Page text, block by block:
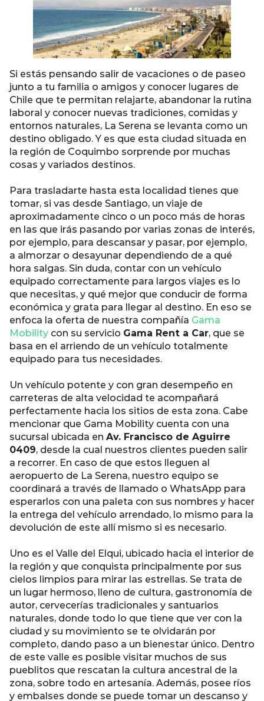
Si estás pensando salir de vacaciones o de paseo
junto a tu familia o amigos y conocer lugares de
Chile que te permitan relajarte, abandonar la rutina
laboral y conocer nuevas tradiciones, comidas y
entornos naturales, La Serena se levanta como un
destino obligado. Y es que esta ciudad situada en
la región de Coquimbo sorprende por muchas
cosas y variados destinos.
Para trasladarte hasta esta localidad tienes que
tomar, si vas desde Santiago, un viaje de
aproximadamente cinco o un poco más de horas
en las que irás pasando por varias zonas de interés,
por ejemplo, para descansar y pasar, por ejemplo,
a almorzar o desayunar dependiendo de a qué
hora salgas. Sin duda, contar con un vehículo
equipado correctamente para largos viajes es lo
que necesitas, y qué mejor que conducir de forma
económica y grata para llegar al destino. En eso se
enfoca la oferta de nuestra compañía Gama
Mobility con su servicio Gama Rent a Car, que se
basa en el arriendo de un vehículo totalmente
equipado para tus necesidades.
Un vehículo potente y con gran desempeño en
carreteras de alta velocidad te acompañará
perfectamente hacia los sitios de esta zona. Cabe
mencionar que Gama Mobility cuenta con una
sucursal ubicada en Av. Francisco de Aguirre
0409, desde la cual nuestros clientes pueden salir
a recorrer. En caso de que estos lleguen al
aeropuerto de La Serena, nuestro equipo se
coordinará a través de llamado o WhatsApp para
esperarlos con una paleta con sus nombres y hacer
la entrega del vehículo arrendado, lo mismo para la
devolución de este allí mismo si es necesario.
Uno es el Valle del Elqui, ubicado hacia el interior de
la región y que conquista principalmente por sus
cielos limpios para mirar las estrellas. Se trata de
un lugar hermoso, lleno de cultura, gastronomía de
autor, cervecerías tradicionales y santuarios
naturales, donde todo lo que tiene que ver con la
ciudad y su movimiento se te olvidarán por
completo, dando paso a un bienestar único. Dentro
de este valle es posible visitar muchos de sus
pueblitos que rescatan la cultura ancestral de la
zona, sobre todo en artesanía. Además, posee ríos
y embalses donde se puede tomar un descanso y